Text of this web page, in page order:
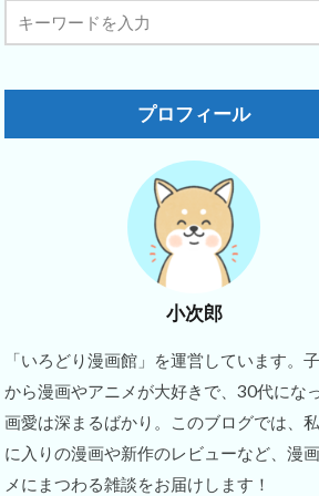
プロフィール
小次郎
「いろどり漫画館」を運営しています。
から漫画やアニメが大好きで、30代にな
画愛は深まるばかり。このブログでは、
に入りの漫画や新作のレビューなど、漫
メにまつわる雑談をお届けします！